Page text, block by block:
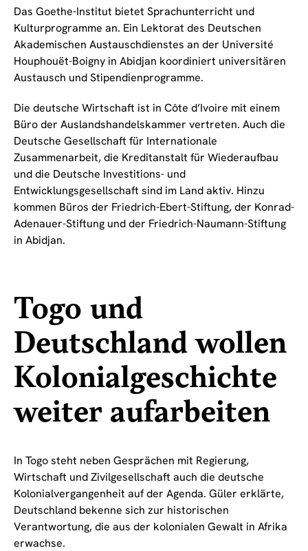
Das Goethe-Institut bietet Sprachunterricht und
Kulturprogramme an. Ein Lektorat des Deutschen
Akademischen Austauschdienstes an der Université
Houphouët-Boigny in Abidjan koordiniert universitären
Austausch und Stipendienprogramme.
Die deutsche Wirtschaft ist in Côte d’Ivoire mit einem
Büro der Auslandshandelskammer vertreten. Auch die
Deutsche Gesellschaft für Internationale
Zusammenarbeit, die Kreditanstalt für Wiederaufbau
und die Deutsche Investitions- und
Entwicklungsgesellschaft sind im Land aktiv. Hinzu
kommen Büros der Friedrich-Ebert-Stiftung, der Konrad-
Adenauer-Stiftung und der Friedrich-Naumann-Stiftung
in Abidjan.
Togo und
Deutschland wollen
Kolonialgeschichte
weiter aufarbeiten
In Togo steht neben Gesprächen mit Regierung,
Wirtschaft und Zivilgesellschaft auch die deutsche
Kolonialvergangenheit auf der Agenda. Güler erklärte,
Deutschland bekenne sich zur historischen
Verantwortung, die aus der kolonialen Gewalt in Afrika
erwachse.